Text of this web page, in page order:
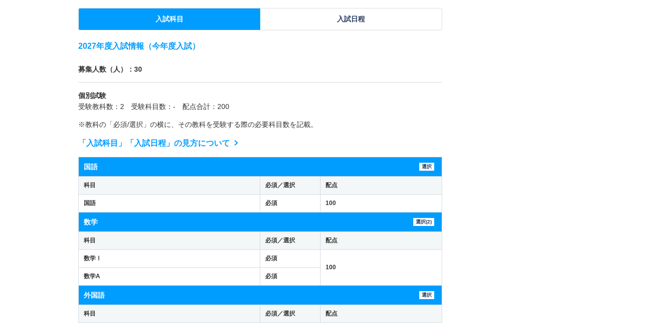
入試科目 入試日程
2027年度入試情報（今年度入試）
募集人数（人）：30
個別試験
受験教科数：2 受験科目数：- 配点合計：200
※教科の「必須/選択」の横に、その教科を受験する際の必要科目数を記載。
「入試科目」「入試日程」の見方について
国語 選択
科目 必須／選択 配点
国語 必須 100
数学 選択(2)
科目 必須／選択 配点
数学Ⅰ
必須
100
数学A
必須
外国語 選択
科目 必須／選択 配点